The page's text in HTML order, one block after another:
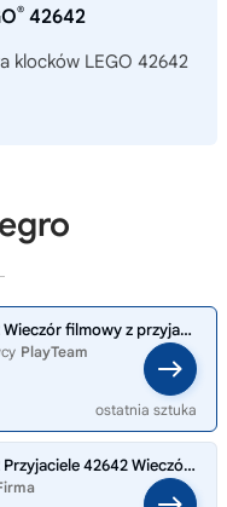
® 42642
klocków LEGO 42642
LEGO Friends 42642 Wieczór filmowy z przyjaciółmi
PlayTeam
ostatnia sztuka
LEGO Friends 42642 Przyjaciele 42642 Wieczór filmowy ze znajomymi